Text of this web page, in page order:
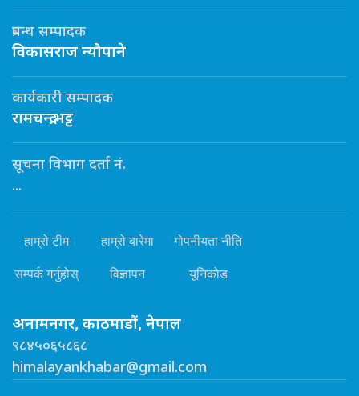
प्रबन्ध सम्पादक
विकासराज न्यौपाने
कार्यकारी सम्पादक
रामचन्द्र भट्ट
सूचना विभाग दर्ता नं.
...
हाम्रो टीम हाम्रो बारेमा गोपनीयता नीति
सम्पर्क गर्नुहोस् विज्ञापन यूनिकोड
अनामनगर, काठमाडौं, नेपाल
९८४५०६५८६८
himalayankhabar@gmail.com